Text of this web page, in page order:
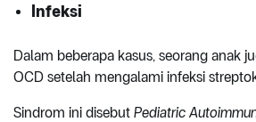
Infeksi
Dalam beberapa kasus, seorang anak
OCD setelah mengalami infeksi
Sindrom ini disebut Pediatric